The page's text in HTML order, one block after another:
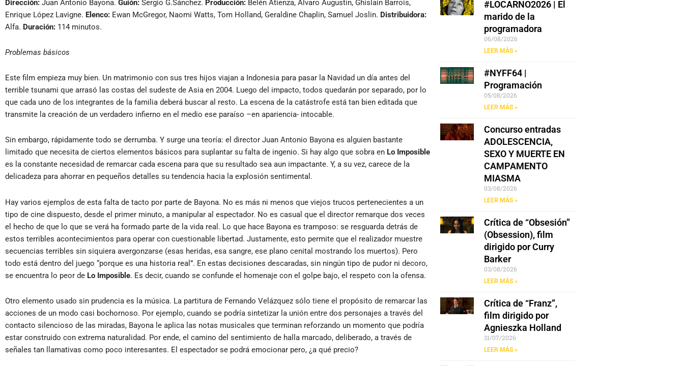
Dirección: Juan Antonio Bayona. Guión: Sergio G.Sánchez. Producción: Belén Atienza, Alvaro Augustín, Ghislain Barrois,
Enrique López Lavigne. Elenco: Ewan McGregor, Naomi Watts, Tom Holland, Geraldine Chaplin, Samuel Joslin. Distribuidora:
Alfa. Duración: 114 minutos.
Problemas básicos
Este film empieza muy bien. Un matrimonio con sus tres hijos viajan a Indonesia para pasar la Navidad un día antes del
terrible tsunami que arrasó las costas del sudeste de Asia en 2004. Luego del impacto, todos quedarán por separado, por lo
que cada uno de los integrantes de la familia deberá buscar al resto. La escena de la catástrofe está tan bien editada que
transmite la creación de un verdadero infierno en el medio ese paraíso –en apariencia- intocable.
Sin embargo, rápidamente todo se derrumba. Y surge una teoría: el director Juan Antonio Bayona es alguien bastante
limitado que necesita de ciertos elementos básicos para suplantar su falta de ingenio. Si hay algo que sobra en Lo Imposible
es la constante necesidad de remarcar cada escena para que su resultado sea aun impactante. Y, a su vez, carece de la
delicadeza para ahorrar en pequeños detalles su tendencia hacia la explosión sentimental.
Hay varios ejemplos de esta falta de tacto por parte de Bayona. No es más ni menos que viejos trucos pertenecientes a un
tipo de cine dispuesto, desde el primer minuto, a manipular al espectador. No es casual que el director remarque dos veces
el hecho de que lo que se verá ha formado parte de la vida real. Lo que hace Bayona es tramposo: se resguarda detrás de
estos terribles acontecimientos para operar con cuestionable libertad. Justamente, esto permite que el realizador muestre
secuencias terribles sin siquiera avergonzarse (esas heridas, esa sangre, ese plano cenital mostrando los muertos). Pero
todo está dentro del juego “porque es una historia real”. En estas decisiones descaradas, sin ningún tipo de pudor ni decoro,
se encuentra lo peor de Lo Imposible. Es decir, cuando se confunde el homenaje con el golpe bajo, el respeto con la ofensa.
Otro elemento usado sin prudencia es la música. La partitura de Fernando Velázquez sólo tiene el propósito de remarcar las
acciones de un modo casi bochornoso. Por ejemplo, cuando se podría sintetizar la unión entre dos personajes a través del
contacto silencioso de las miradas, Bayona le aplica las notas musicales que terminan reforzando un momento que podría
estar construido con extrema naturalidad. Por ende, el camino del sentimiento de halla marcado, deliberado, a través de
señales tan llamativas como poco interesantes. El espectador se podrá emocionar pero, ¿a qué precio?
#LOCARNO2026 | El
marido de la
programadora
06/08/2026
LEER MÁS »
#NYFF64 |
Programación
05/08/2026
LEER MÁS »
Concurso entradas
ADOLESCENCIA,
SEXO Y MUERTE EN
CAMPAMENTO
MIASMA
03/08/2026
LEER MÁS »
Crítica de “Obsesión”
(Obsession), film
dirigido por Curry
Barker
03/08/2026
LEER MÁS »
Crítica de “Franz”,
film dirigido por
Agnieszka Holland
31/07/2026
LEER MÁS »